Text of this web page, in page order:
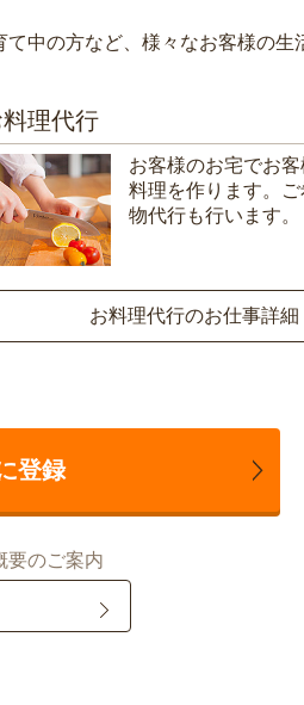
中の方など、様々なお客様の生
料理代行
お客様のお宅でお
料理を作ります。
物代行も行います。
お料理代行のお仕事詳細
登録
要のご案内